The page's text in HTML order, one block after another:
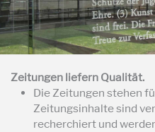
Zeitungen liefern Qualität.
Die Zeitungen stehen
Zeitungsinhalte sind
recherchiert und